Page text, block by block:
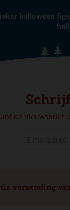
halloween
de nieuwsbrief
verzending